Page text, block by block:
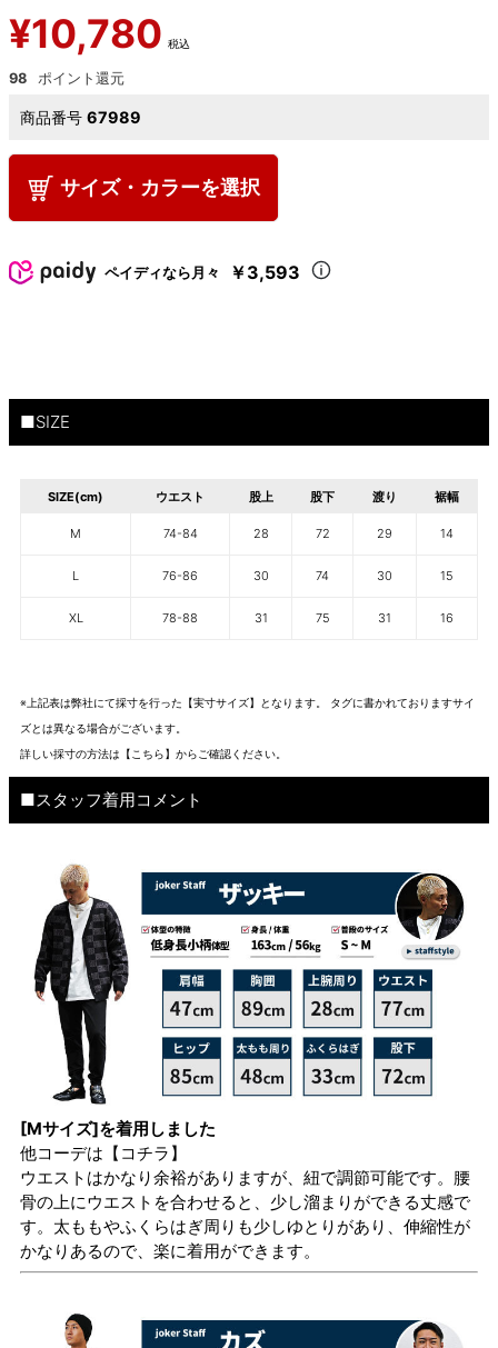
¥10,780 税込
98
商品番号 67989
サイズ・カラーを選択
ペイディなら月々 ￥3,593
■SIZE
SIZE(cm) ウエスト 股上 股下 渡り 裾幅
M 74-84 28 72 29 14
L 76-86 30 74 30 15
XL 78-88 31 75 31 16
※上記表は弊社にて採寸を行った【実寸サイズ】となります。 タグに書かれておりますサイ
ズとは異なる場合がございます。
詳しい採寸の方法は 【こちら】から ご確認ください。
■スタッフ着用コメント
[Mサイズ]を着用しました
他コーデは 【コチラ】
ウエストはかなり余裕がありますが、紐で調節可能です。腰
骨の上にウエストを合わせると、少し溜まりができる丈感で
す。太ももやふくらはぎ周りも少しゆとりがあり、伸縮性が
かなりあるので、楽に着用ができます。